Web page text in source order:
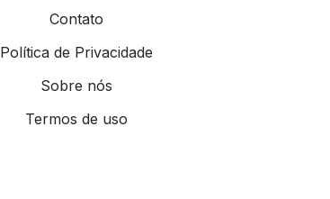
Contato
Política de Privacidade
Sobre nós
Termos de uso